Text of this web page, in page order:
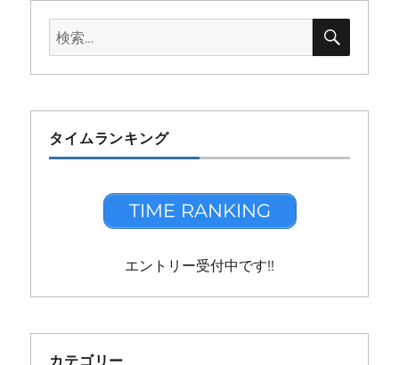
検
索:
検
タイムランキング
TIME RANKING
エントリー受付中です!!
カテゴリー